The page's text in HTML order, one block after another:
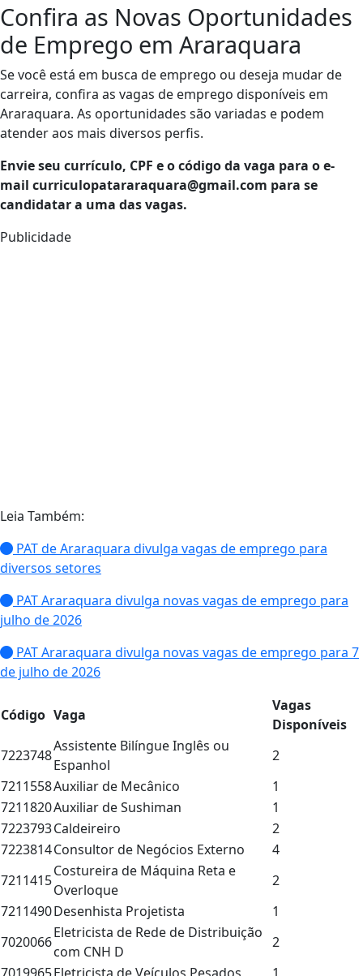
Confira as Novas Oportunidades
de Emprego em Araraquara
Se você está em busca de emprego ou deseja mudar de
carreira, confira as vagas de emprego disponíveis em
Araraquara. As oportunidades são variadas e podem
atender aos mais diversos perfis.
Envie seu currículo, CPF e o código da vaga para o e-
mail curriculopatararaquara@gmail.com para se
candidatar a uma das vagas.
Publicidade
Leia Também:
PAT de Araraquara divulga vagas de emprego para
diversos setores
PAT Araraquara divulga novas vagas de emprego para
julho de 2026
PAT Araraquara divulga novas vagas de emprego para 7
de julho de 2026
Código Vaga
Vagas
Disponíveis
7223748
Assistente Bilíngue Inglês ou
Espanhol
2
7211558Auxiliar de Mecânico
1
7211820Auxiliar de Sushiman
1
7223793Caldeireiro
2
7223814Consultor de Negócios Externo
4
7211415
Costureira de Máquina Reta e
Overloque
2
7211490Desenhista Projetista
1
7020066
Eletricista de Rede de Distribuição
com CNH D
2